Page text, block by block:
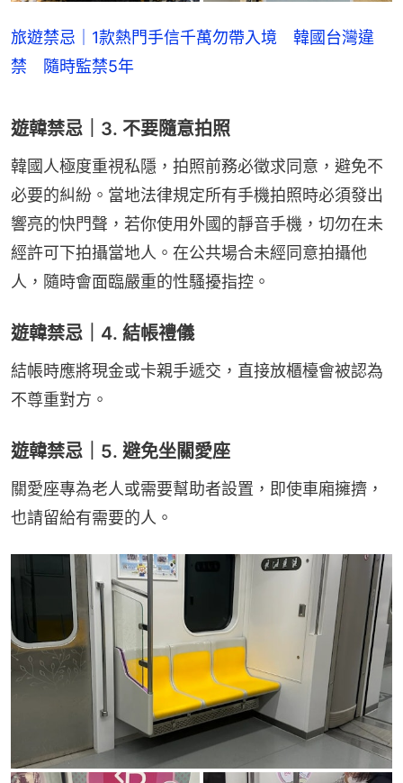
旅遊禁忌｜1款熱門手信千萬勿帶入境 韓國台灣違
禁 隨時監禁5年
遊韓禁忌｜3. 不要隨意拍照
韓國人極度重視私隱，拍照前務必徵求同意，避免不
必要的糾紛。當地法律規定所有手機拍照時必須發出
響亮的快門聲，若你使用外國的靜音手機，切勿在未
經許可下拍攝當地人。在公共場合未經同意拍攝他
人，隨時會面臨嚴重的性騷擾指控。
遊韓禁忌｜4. 結帳禮儀
結帳時應將現金或卡親手遞交，直接放櫃檯會被認為
不尊重對方。
遊韓禁忌｜5. 避免坐關愛座
關愛座專為老人或需要幫助者設置，即使車廂擁擠，
也請留給有需要的人。